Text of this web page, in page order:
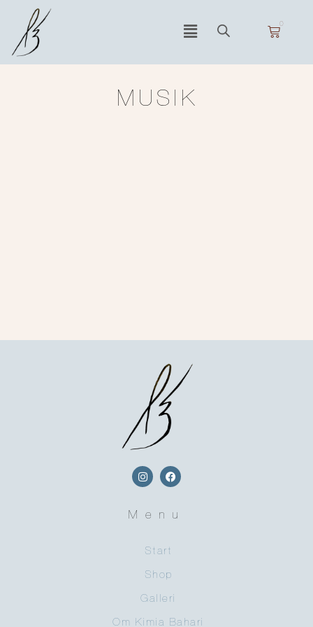
0
MUSIK
Menu
Start
Shop
Galleri
Om Kimia Bahari